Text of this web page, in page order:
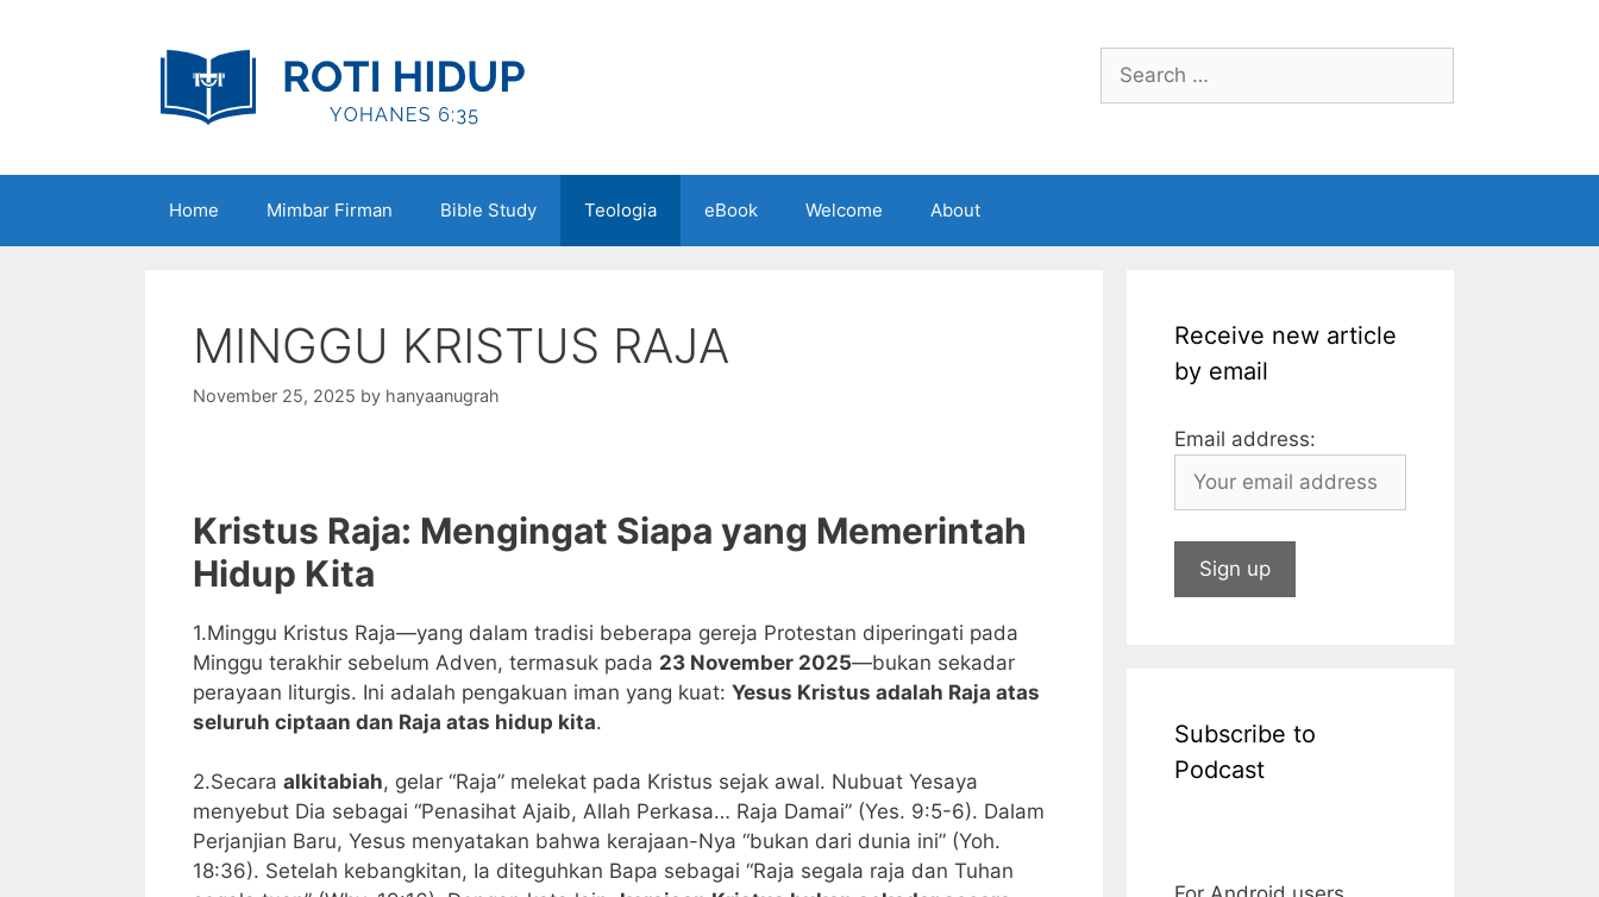
Search
for:
Home Mimbar Firman Bible Study Teologia eBook Welcome About
MINGGU KRISTUS RAJA
November 25, 2025 by hanyaanugrah
Kristus Raja: Mengingat Siapa yang Memerintah
Hidup Kita
1.Minggu Kristus Raja—yang dalam tradisi beberapa gereja Protestan diperingati pada
Minggu terakhir sebelum Adven, termasuk pada 23 November 2025—bukan sekadar
perayaan liturgis. Ini adalah pengakuan iman yang kuat: Yesus Kristus adalah Raja atas
seluruh ciptaan dan Raja atas hidup kita.
2.Secara alkitabiah, gelar “Raja” melekat pada Kristus sejak awal. Nubuat Yesaya
menyebut Dia sebagai “Penasihat Ajaib, Allah Perkasa… Raja Damai” (Yes. 9:5-6). Dalam
Perjanjian Baru, Yesus menyatakan bahwa kerajaan-Nya “bukan dari dunia ini” (Yoh.
18:36). Setelah kebangkitan, Ia diteguhkan Bapa sebagai “Raja segala raja dan Tuhan
Receive new article
by email
Email address:
Subscribe to
Podcast